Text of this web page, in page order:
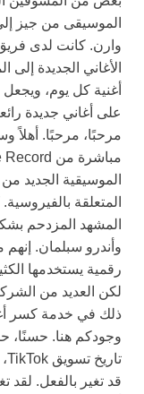
الموسيقى من جيز
أغنية كل يوم،
على أغاني جديدة
مرحبًا، مرحبًا. أهلاً
المتعلقة
المشهد المزدحم
رقمية يستخدمها
لكن العديد من
ذلك في خدمة كسر
وجودكم هنا. حسنًا،
قد تغير بالفعل. لقد